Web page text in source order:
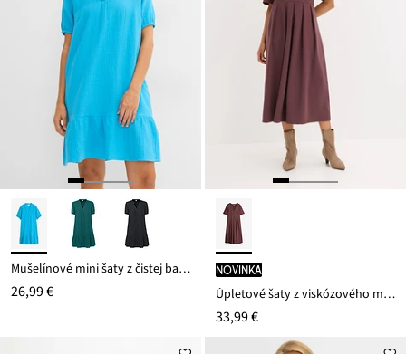
Mušelínové mini šaty z čistej bavlny
26,99 €
novinka
Úpletové šaty z viskózového mixu
33,99 €